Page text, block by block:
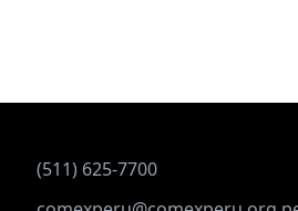
(511) 625-7700